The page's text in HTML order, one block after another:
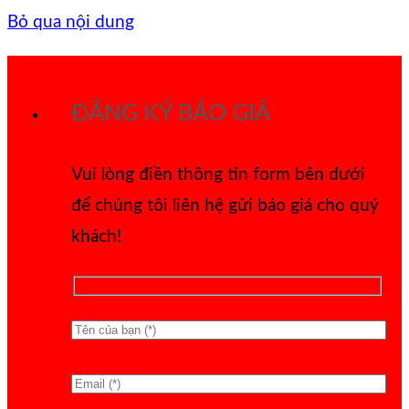
Bỏ qua nội dung
ĐĂNG KÝ BÁO GIÁ
Vui lòng điền thông tin form bên dưới
để chúng tôi liên hệ gửi báo giá cho quý
khách!